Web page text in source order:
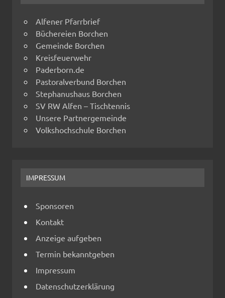
Alfener Pfarrbrief
Büchereien Borchen
Gemeinde Borchen
Kreisfeuerwehr
Paderborn.de
Pastoralverbund Borchen
Stephanushaus Borchen
SV RW Alfen – Tischtennis
Unsere Partnergemeinde
Volkshochschule Borchen
IMPRESSUM
Sponsoren
Kontakt
Anzeige aufgeben
Termin bekanntgeben
Impressum
Datenschutzerklärung